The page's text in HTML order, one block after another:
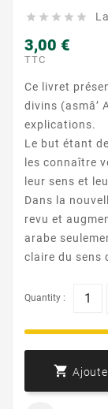
    
3,00 €
TTC
Ce livret
divins (asmâ’
explications.
Le but étant
les connaître
leur sens et
Dans la
revu et
arabe
claire du sens
Quantity :
